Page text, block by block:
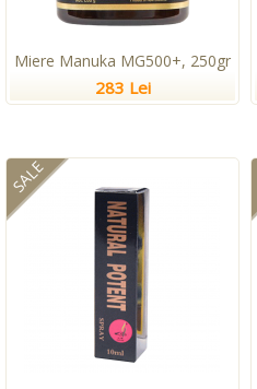
Miere Manuka MG500+, 250gr
283 Lei
SALE